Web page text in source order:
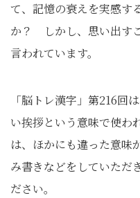
て、記憶の衰えを実感す
か？ しかし、思い出す
⾔われています。
「脳トレ漢字」第216回
い挨拶という意味で使わ
は、ほかにも違った意味
み書きなどをしていただ
ださい。